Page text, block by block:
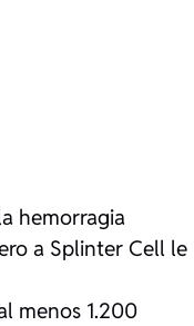
hemorragia
a Splinter Cell le
menos 1.200